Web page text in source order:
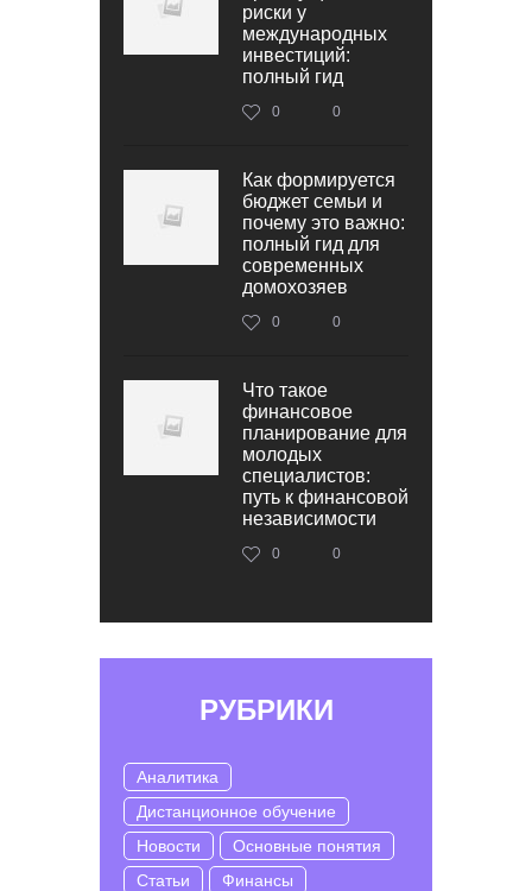
риски у
международных
инвестиций:
полный гид
0 0
Как формируется
бюджет семьи и
почему это важно:
полный гид для
современных
домохозяев
0 0
Что такое
финансовое
планирование для
молодых
специалистов:
путь к финансовой
независимости
0 0
РУБРИКИ
Аналитика
Дистанционное обучение
Новости
Основные понятия
Статьи
Финансы